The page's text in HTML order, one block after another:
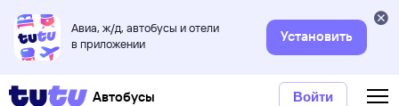
Авиа, ж/д, автобусы и отели
в приложении
Установить
Автобусы Войти